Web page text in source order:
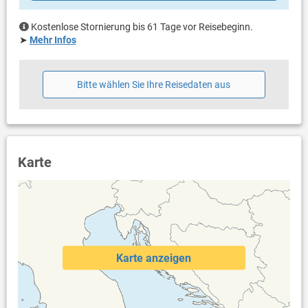
Heizung
Klimaanlage im Preis inklusive
Bettwäsche vorhanden
Waschmaschine in der Unterkunft
Internet per WLAN
Kostenlose Stornierung bis 61 Tage vor Reisebeginn.
➤ Mehr Infos
Bitte wählen Sie Ihre Reisedaten aus
Karte
Karte anzeigen